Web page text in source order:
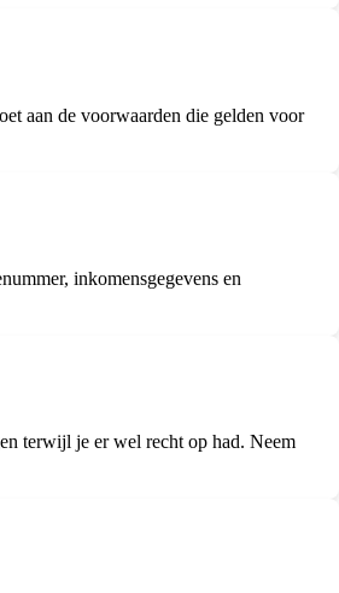
aan de voorwaarden die gelden voor
inkomensgegevens en
terwijl je er wel recht op had. Neem